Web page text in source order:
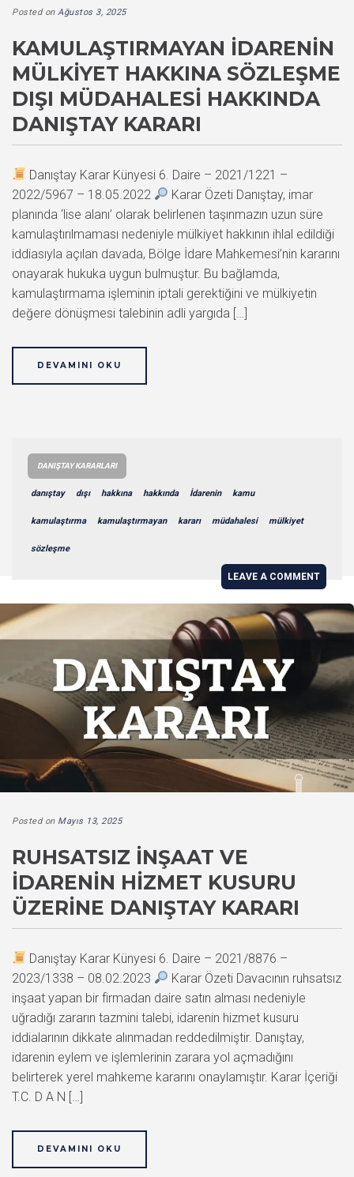
Posted on Ağustos 3, 2025
KAMULAŞTIRMAYAN İDARENIN
MÜLKIYET HAKKINA SÖZLEŞME
DIŞI MÜDAHALESI HAKKINDA
DANIŞTAY KARARI
Danıştay Karar Künyesi 6. Daire – 2021/1221 –
2022/5967 – 18.05.2022
Karar Özeti Danıştay, imar
planında ‘lise alanı’ olarak belirlenen taşınmazın uzun süre
kamulaştırılmaması nedeniyle mülkiyet hakkının ihlal edildiği
iddiasıyla açılan davada, Bölge İdare Mahkemesi’nin kararını
onayarak hukuka uygun bulmuştur. Bu bağlamda,
kamulaştırmama işleminin iptali gerektiğini ve mülkiyetin
değere dönüşmesi talebinin adli yargıda […]
DEVAMINI OKU
DANIŞTAY KARARLARI
danıştay dışı hakkına hakkında İdarenin kamu
kamulaştırma kamulaştırmayan kararı müdahalesi mülkiyet
sözleşme
LEAVE A COMMENT
Posted on Mayıs 13, 2025
RUHSATSIZ İNŞAAT VE
İDARENIN HIZMET KUSURU
ÜZERINE DANIŞTAY KARARI
Danıştay Karar Künyesi 6. Daire – 2021/8876 –
2023/1338 – 08.02.2023
Karar Özeti Davacının ruhsatsız
inşaat yapan bir firmadan daire satın alması nedeniyle
uğradığı zararın tazmini talebi, idarenin hizmet kusuru
iddialarının dikkate alınmadan reddedilmiştir. Danıştay,
idarenin eylem ve işlemlerinin zarara yol açmadığını
belirterek yerel mahkeme kararını onaylamıştır. Karar İçeriği
T.C. D A N […]
DEVAMINI OKU